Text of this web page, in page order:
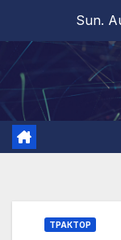
content
Sun.
ТРАКТОР